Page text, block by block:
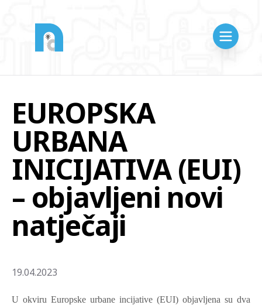
EUROPSKA
URBANA
INICIJATIVA (EUI)
– objavljeni novi
natječaji
19.04.2023
U okviru Europske urbane incijative (EUI) objavljena su dva